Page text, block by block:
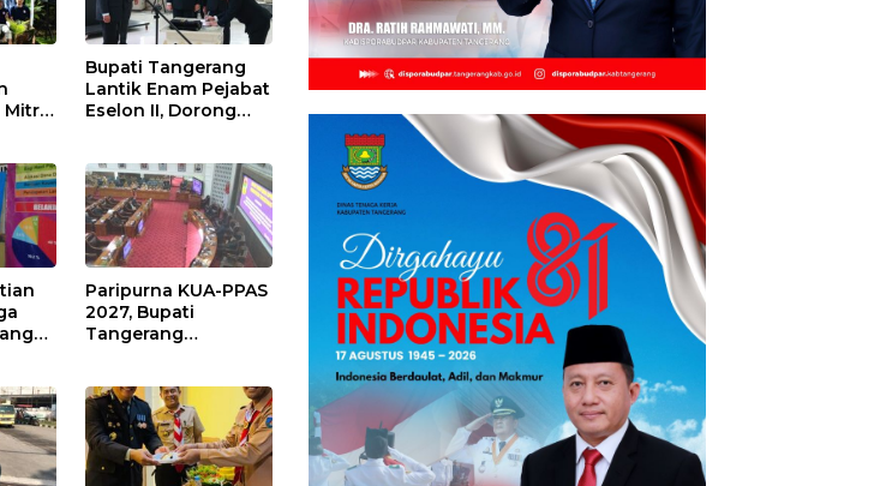
Mitra
Bupati Tangerang
Lantik Enam Pejabat
Eselon II, Dorong
Publik
Paripurna KUA-PPAS
2027, Bupati
Tangerang
Sampah Hingga
Antisipasi Dampak
El Nino